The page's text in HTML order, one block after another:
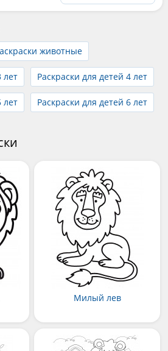
животные
лет Раскраски для детей 4 лет
лет Раскраски для детей 6 лет
Милый лев